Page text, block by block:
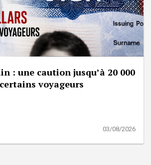
: une caution jusqu’à 20 000
voyageurs
03/08/2026